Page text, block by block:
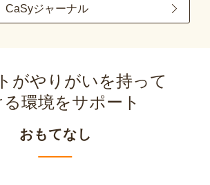
CaSyジャーナル
がやりがいを持って
環境をサポート
おもてなし